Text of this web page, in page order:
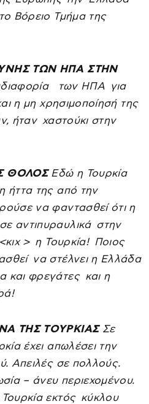
Βόρειο Τμήμα της
ΤΩΝ ΗΠΑ ΣΤΗΝ
των ΗΠΑ για
η μη χρησιμοποίησή της
ήταν χαστούκι στην
ΘΟΛΟΣΕδώ η Τουρκία
ήττα της από την
να φαντασθεί ότι η
αντιπυραυλικά στην
> η Τουρκία! Ποιος
να στέλνει η Ελλάδα
και φρεγάτες και η
ΤΗΣ ΤΟΥΡΚΙΑΣΣε
έχει απωλέσει την
Απειλές σε πολλούς.
– άνευ περιεχομένου.
εκτός κύκλου